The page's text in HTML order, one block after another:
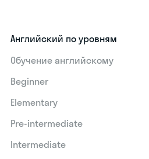
Английский по уровням
Обучение английскому
Beginner
Elementary
Pre-intermediate
Intermediate